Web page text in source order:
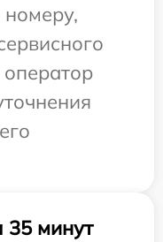
35 минут